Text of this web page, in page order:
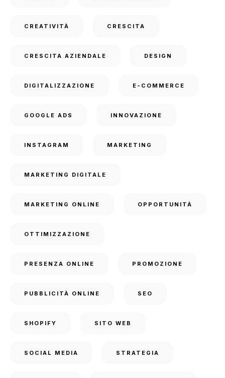
CREATIVITÀ CRESCITA
CRESCITA AZIENDALE DESIGN
DIGITALIZZAZIONE E-COMMERCE
GOOGLE ADS INNOVAZIONE
INSTAGRAM MARKETING
MARKETING DIGITALE
MARKETING ONLINE OPPORTUNITÀ
OTTIMIZZAZIONE
PRESENZA ONLINE PROMOZIONE
PUBBLICITÀ ONLINE SEO
SHOPIFY SITO WEB
SOCIAL MEDIA STRATEGIA